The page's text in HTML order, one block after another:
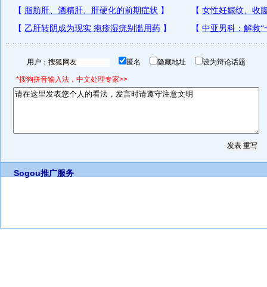
用户： 匿名 隐藏地址 设为辩论话题
*搜狗拼音输入法，中文处理专家>>
Sogou推广服务